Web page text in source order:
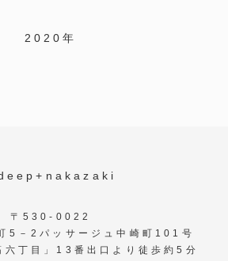
2020年
〒530-0022
5－2パッサージュ中崎町101号
六丁目」13番出口より徒歩約5分